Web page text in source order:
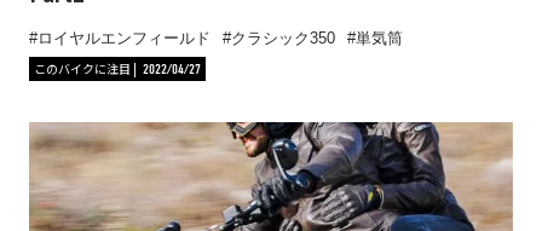
ロイヤルエンフィールド クラシック350
単気筒
このバイクに注目
2022/04/27